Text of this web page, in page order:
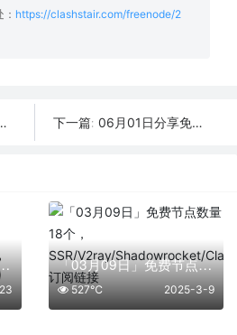
https://clashstair.com/freenode/2
下一篇: 06月01日分享免费节点数量45个,地区有韩国|德国|印度|菲律宾|俄罗斯,2025年SSR|V2ray|Shadowrocket|Clash订阅链接
Clash可用节点15条分享 「03月09日」免费节点数量18个，SSR/V2ray/Shadowrocket/Clash订阅链接
2025-3-9
527℃